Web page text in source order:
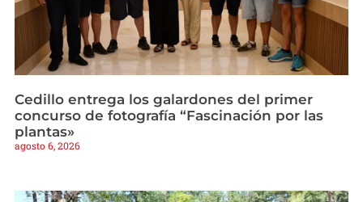
Cedillo entrega los galardones del primer
concurso de fotografía “Fascinación por las
plantas»
agosto 6, 2026